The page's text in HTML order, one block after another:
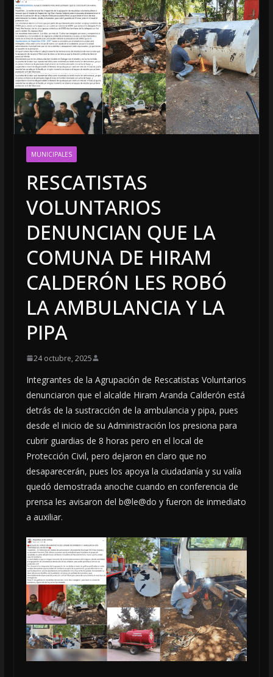
MUNICIPALES
RESCATISTAS
VOLUNTARIOS
DENUNCIAN QUE LA
COMUNA DE HIRAM
CALDERÓN LES ROBÓ
LA AMBULANCIA Y LA
PIPA
24 octubre, 2025
Integrantes de la Agrupación de Rescatistas Voluntarios
denunciaron que el alcalde Hiram Aranda Calderón está
detrás de la sustracción de la ambulancia y pipa, pues
desde el inicio de su Administración los presiona para
cubrir guardias de 8 horas pero en el local de
Protección Civil, pero dejaron en claro que no
desaparecerán, pues los apoya la ciudadanía y su valía
quedó demostrada anoche cuando en conferencia de
prensa les avisaron del b@le@do y fueron de inmediato
a auxiliar.